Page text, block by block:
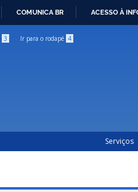
COMUNICA BR ACESSO À
3 Ir para o rodapé 4
Serviços